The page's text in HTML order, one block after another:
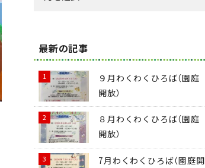
最新の記事
９月わくわくひろば（園庭
開放）
８月わくわくひろば（園庭
開放）
7月わくわくひろば（園庭開